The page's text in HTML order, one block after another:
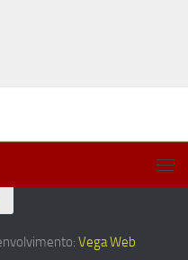
Vega Web